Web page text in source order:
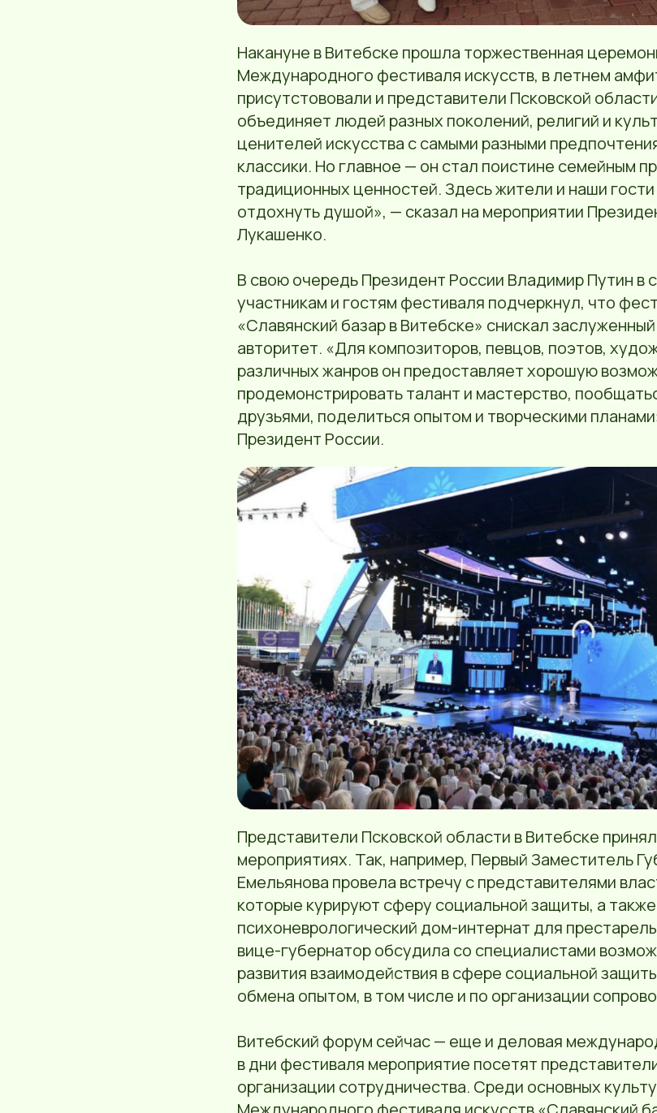
Накануне в Витебске прошла торжественная
Международного фестиваля искусств, в летнем
присутстововали и представители Псковской
объединяет людей разных поколений, религий и
ценителей искусства с самыми разными
классики. Но главное — он стал поистине семейным
традиционных ценностей. Здесь жители и наши
отдохнуть душой», — сказал на мероприятии
Лукашенко.
В свою очередь Президент России Владимир Путин в
участникам и гостям фестиваля подчеркнул, что
«Славянский базар в Витебске» снискал
авторитет. «Для композиторов, певцов, поэтов,
различных жанров он предоставляет хорошую
продемонстрировать талант и мастерство,
друзьями, поделиться опытом и творческими
Президент России.
Представители Псковской области в Витебске
мероприятиях. Так, например, Первый Заместитель
Емельянова провела встречу с представителями
которые курируют сферу социальной защиты, а
психоневрологический дом-интернат для
вице-губернатор обсудила со специалистами
развития взаимодействия в сфере социальной
обмена опытом, в том числе и по организации
Витебский форум сейчас — еще и деловая
в дни фестиваля мероприятие посетят
организации сотрудничества. Среди основных